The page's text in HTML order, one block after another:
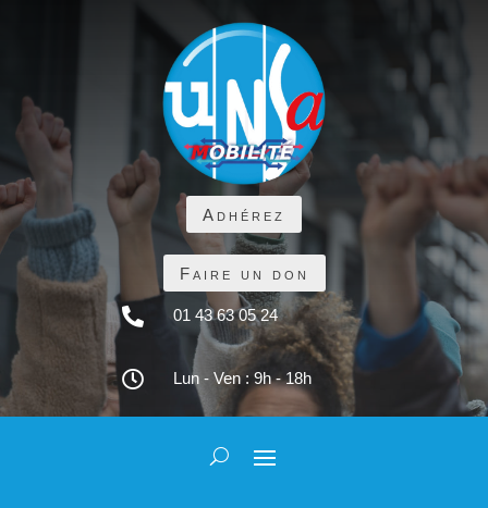
Adhérez
Faire un don
 01 43 63 05 24
 Lun - Ven : 9h - 18h